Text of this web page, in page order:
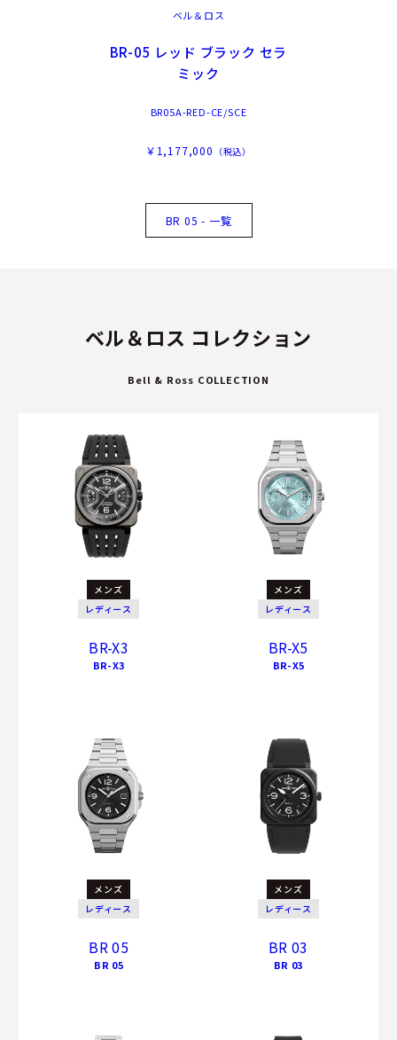
ベル＆ロス
BR-05 レッド ブラック セラ
ミック
BR05A-RED-CE/SCE
￥1,177,000 （税込）
BR 05 - 一覧
ベル＆ロス コレクション
Bell & Ross COLLECTION
メンズ
レディース
BR-X3
BR-X3
メンズ
レディース
BR-X5
BR-X5
メンズ
レディース
BR 05
BR 05
メンズ
レディース
BR 03
BR 03